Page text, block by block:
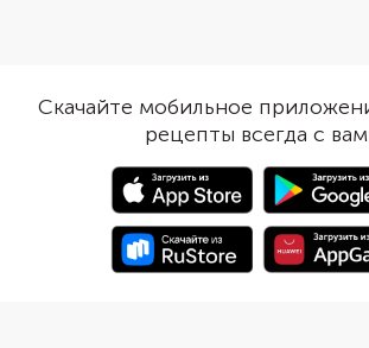
матча лишь усилит сливочность
сыра. Приготовление тирамису
не отнимет много времени, но
придется набраться терпения и
дождаться, чтобы десерт
«дозрел» в холодильнике.
Скачайте мобильное
рецепты всегда с